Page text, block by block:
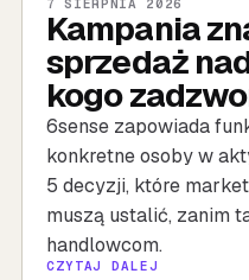
Kampania
sprzedaż
kogo
6sense zapowiada
konkretne osoby w
5 decyzji, które
muszą ustalić, zanim
handlowcom.
CZYTAJ DALEJ